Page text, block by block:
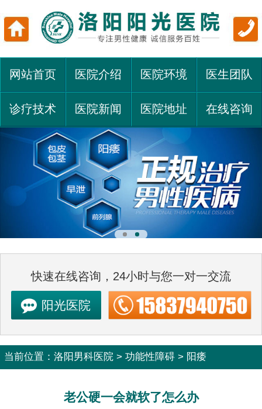
网站首页 医院介绍 医院环境 医生团队
诊疗技术 医院新闻 医院地址 在线咨询
快速在线咨询，24小时与您一对一交流
阳光医院
当前位置： 洛阳男科医院 > 功能性障碍 > 阳痿
老公硬一会就软了怎么办